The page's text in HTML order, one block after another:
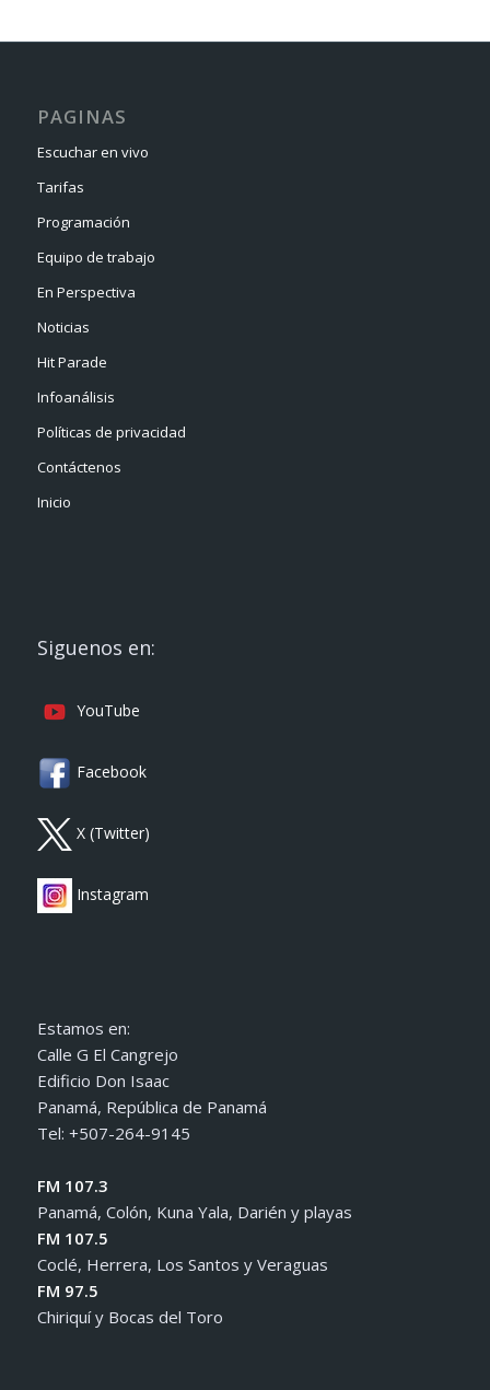
PAGINAS
Escuchar en vivo
Tarifas
Programación
Equipo de trabajo
En Perspectiva
Noticias
Hit Parade
Infoanálisis
Políticas de privacidad
Contáctenos
Inicio
Siguenos en:
YouTube
Facebook
X (Twitter)
Instagram
Estamos en:
Calle G El Cangrejo
Edificio Don Isaac
Panamá, República de Panamá
Tel: +507-264-9145
FM 107.3
Panamá, Colón, Kuna Yala, Darién y playas
FM 107.5
Coclé, Herrera, Los Santos y Veraguas
FM 97.5
Chiriquí y Bocas del Toro